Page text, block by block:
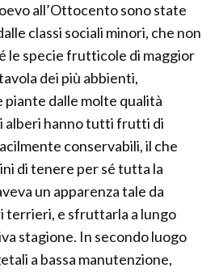
all’Ottocento sono state
classi sociali minori, che non
le specie frutticole di maggior
dei più abbienti,
piante dalle molte qualità
alberi hanno tutti frutti di
conservabili, il che
di tenere per sé tutta la
un apparenza tale da
terrieri, e sfruttarla a lungo
stagione. In secondo luogo
a bassa manutenzione,